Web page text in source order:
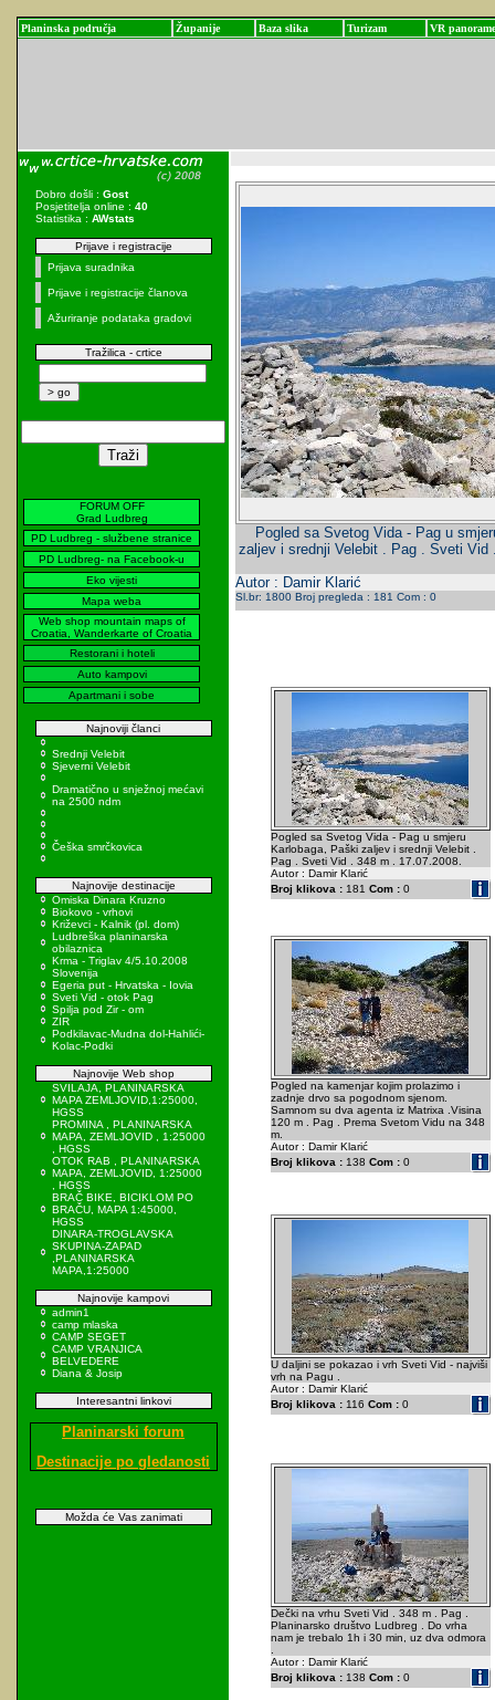
Planinska područja Županije Baza slika Turizam VR panorame
Dobro došli : Gost
Posjetitelja online : 40
Statistika : AWstats
Prijave i registracije
Prijava suradnika
Prijave i registracije članova
Ažuriranje podataka gradovi
Tražilica - crtice
FORUM OFF
Grad Ludbreg
PD Ludbreg - službene stranice
PD Ludbreg- na Facebook-u
Eko vijesti
Mapa weba
Web shop mountain maps of
Croatia, Wanderkarte of Croatia
Restorani i hoteli
Auto kampovi
Apartmani i sobe
Najnoviji članci
Srednji Velebit
Sjeverni Velebit
Dramatično u snježnoj mećavi
na 2500 ndm
Češka smrčkovica
Najnovije destinacije
Omiska Dinara Kruzno
Biokovo - vrhovi
Križevci - Kalnik (pl. dom)
Ludbreška planinarska
obilaznica
Krma - Triglav 4/5.10.2008
Slovenija
Egeria put - Hrvatska - Iovia
Sveti Vid - otok Pag
Spilja pod Zir - om
ZIR
Podkilavac-Mudna dol-Hahlići-
Kolac-Podki
Najnovije Web shop
SVILAJA, PLANINARSKA
MAPA ZEMLJOVID,1:25000,
HGSS
PROMINA , PLANINARSKA
MAPA, ZEMLJOVID , 1:25000
, HGSS
OTOK RAB , PLANINARSKA
MAPA, ZEMLJOVID, 1:25000
, HGSS
BRAČ BIKE, BICIKLOM PO
BRAČU, MAPA 1:45000,
HGSS
DINARA-TROGLAVSKA
SKUPINA-ZAPAD
,PLANINARSKA
MAPA,1:25000
Najnovije kampovi
admin1
camp mlaska
CAMP SEGET
CAMP VRANJICA
BELVEDERE
Diana & Josip
Interesantni linkovi
Planinarski forum
Destinacije po gledanosti
Možda će Vas zanimati
Pogled sa Svetog Vida - Pag u
zaljev i srednji Velebit . Pag . Sveti Vid
Autor : Damir Klarić
Sl.br: 1800 Broj pregleda : 181 Com : 0
Pogled sa Svetog Vida - Pag u smjeru
Karlobaga, Paški zaljev i srednji Velebit .
Pag . Sveti Vid . 348 m . 17.07.2008.
Autor : Damir Klarić
Broj klikova :181 Com :0
Pogled na kamenjar kojim prolazimo i
zadnje drvo sa pogodnom sjenom.
Samnom su dva agenta iz Matrixa .Visina
120 m . Pag . Prema Svetom Vidu na 348
m.
Autor : Damir Klarić
Broj klikova :138 Com :0
U daljini se pokazao i vrh Sveti Vid - najviši
vrh na Pagu .
Autor : Damir Klarić
Broj klikova :116 Com :0
Dečki na vrhu Sveti Vid . 348 m . Pag .
Planinarsko društvo Ludbreg . Do vrha
nam je trebalo 1h i 30 min, uz dva odmora
Autor : Damir Klarić
Broj klikova :138 Com :0